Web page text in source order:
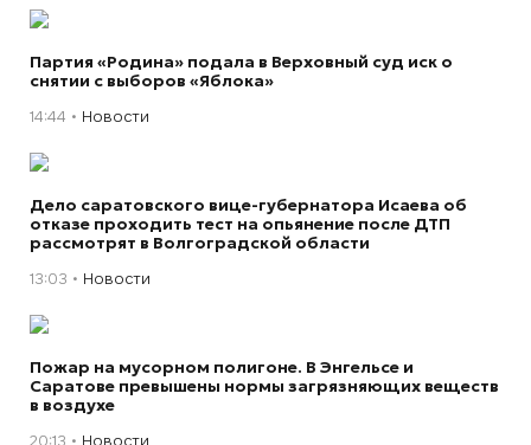
Партия «Родина» подала в Верховный суд иск о
снятии с выборов «Яблока»
14:44 Новости
Дело саратовского вице-губернатора Исаева об
отказе проходить тест на опьянение после ДТП
рассмотрят в Волгоградской области
13:03 Новости
Пожар на мусорном полигоне. В Энгельсе и
Саратове превышены нормы загрязняющих веществ
в воздухе
20:13 Новости